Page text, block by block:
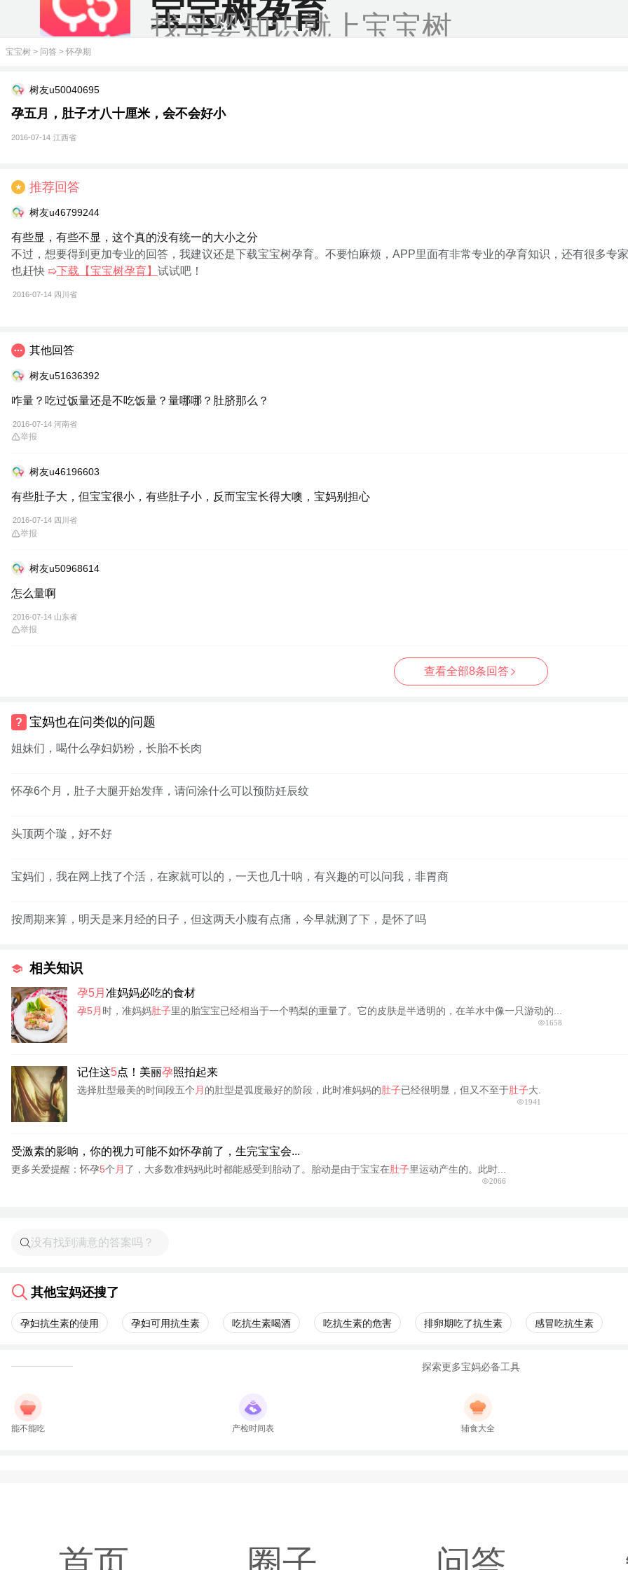
宝宝树孕育
找母婴知识就上宝宝树
宝宝树 > 问答 > 怀孕期
树友u50040695
孕五月，肚子才八十厘米，会不会好小
2016-07-14 江西省
★ 推荐回答
树友u46799244
有些显，有些不显，这个真的没有统一的大小之分
不过，想要得到更加专业的回答，我建议还是下载宝宝树孕育。不要怕麻烦，APP里面有非常专业的孕育知识，还有很多专
也赶快 ➯下载【宝宝树孕育】 试试吧！
2016-07-14 四川省
其他回答
树友u51636392
咋量？吃过饭量还是不吃饭量？量哪哪？肚脐那么？
2016-07-14 河南省
举报
树友u46196603
有些肚子大，但宝宝很小，有些肚子小，反而宝宝长得大噢，宝妈别担心
2016-07-14 四川省
举报
树友u50968614
怎么量啊
2016-07-14 山东省
举报
查看全部8条回答
宝妈也在问类似的问题
姐妹们，喝什么孕妇奶粉，长胎不长肉
怀孕6个月，肚子大腿开始发痒，请问涂什么可以预防妊辰纹
头顶两个璇，好不好
宝妈们，我在网上找了个活，在家就可以的，一天也几十呐，有兴趣的可以问我，非胃商
按周期来算，明天是来月经的日子，但这两天小腹有点痛，今早就测了下，是怀了吗
相关知识
孕5月 准妈妈必吃的食材
孕5月 时，准妈妈肚子里的胎宝宝已经相当于一个鸭梨的重量了。它的皮肤是半透明的，在羊水中像一只游动的...
1658
记住这5点！美丽孕照拍起来
选择肚型最美的时间段五个 月 的肚型是弧度最好的阶段，此时准妈妈的肚子已经很明显，但又不至于肚子大.
1941
受激素的影响，你的视力可能不如怀孕前了，生完宝宝会...
更多关爱提醒：怀孕5个 月 了，大多数准妈妈此时都能感受到胎动了。胎动是由于宝宝在肚子里运动产生的。此时...
2066
其他宝妈还搜了
孕妇抗生素的使用 孕妇可用抗生素 吃抗生素喝酒 吃抗生素的危害 排卵期吃了抗生素 感冒吃抗生素
探索更多宝妈必备工具
能不能吃 产检时间表 辅食大全